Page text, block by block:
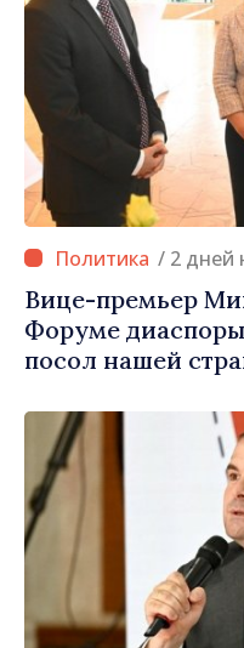
/ 2 дней
Вице-премьер
Форуме
посол нашей
Молдова»